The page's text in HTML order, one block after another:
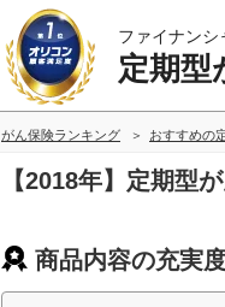
ファイナン
定期型
がん保険ランキング おすすめの
【2018年】定期型
商品内容の充実